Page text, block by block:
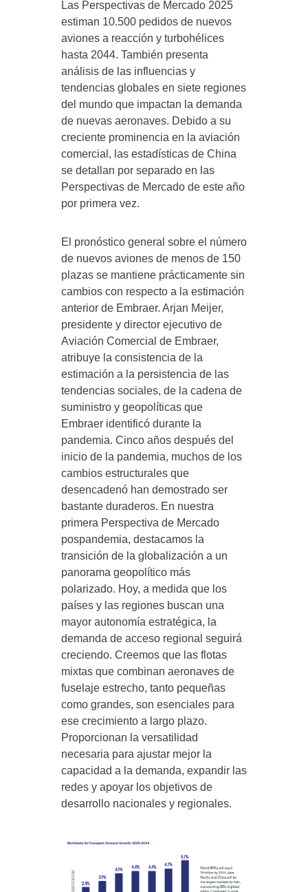
Las Perspectivas de Mercado 2025
estiman 10.500 pedidos de nuevos
aviones a reacción y turbohélices
hasta 2044. También presenta
análisis de las influencias y
tendencias globales en siete regiones
del mundo que impactan la demanda
de nuevas aeronaves. Debido a su
creciente prominencia en la aviación
comercial, las estadísticas de China
se detallan por separado en las
Perspectivas de Mercado de este año
por primera vez.
El pronóstico general sobre el número
de nuevos aviones de menos de 150
plazas se mantiene prácticamente sin
cambios con respecto a la estimación
anterior de Embraer. Arjan Meijer,
presidente y director ejecutivo de
Aviación Comercial de Embraer,
atribuye la consistencia de la
estimación a la persistencia de las
tendencias sociales, de la cadena de
suministro y geopolíticas que
Embraer identificó durante la
pandemia. Cinco años después del
inicio de la pandemia, muchos de los
cambios estructurales que
desencadenó han demostrado ser
bastante duraderos. En nuestra
primera Perspectiva de Mercado
pospandemia, destacamos la
transición de la globalización a un
panorama geopolítico más
polarizado. Hoy, a medida que los
países y las regiones buscan una
mayor autonomía estratégica, la
demanda de acceso regional seguirá
creciendo. Creemos que las flotas
mixtas que combinan aeronaves de
fuselaje estrecho, tanto pequeñas
como grandes, son esenciales para
ese crecimiento a largo plazo.
Proporcionan la versatilidad
necesaria para ajustar mejor la
capacidad a la demanda, expandir las
redes y apoyar los objetivos de
desarrollo nacionales y regionales.